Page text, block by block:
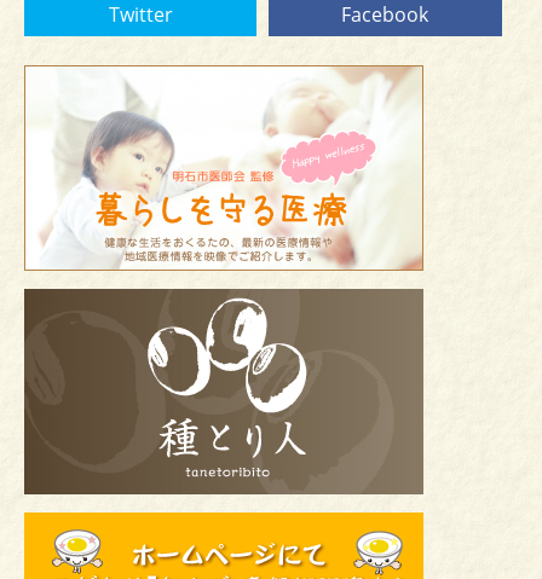
Twitter Facebook